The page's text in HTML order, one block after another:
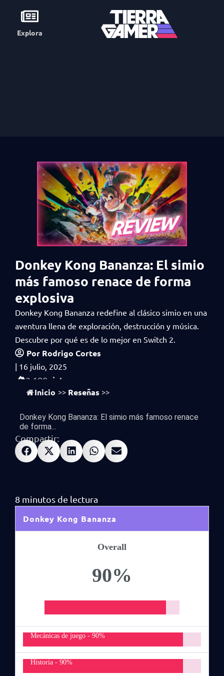
Explora
Donkey Kong Bananza: El simio
más famoso renace de forma
explosiva
Donkey Kong Bananza redefine al clásico simio en una
aventura llena de exploración, destrucción y música.
Descubre por qué es de lo mejor en Switch 2.
Por Rodrigo Cortes
| 16 julio, 2025
2,180 vistas
Inicio >> Reseñas >>
Donkey Kong Bananza: El simio más famoso renace
de forma...
Compartir:
Donkey Kong Bananza
Overall
90%
Mecánicas de juego - 90%
Historia - 90%